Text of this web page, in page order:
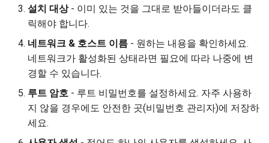
설치 대상- 이미 있는 것을 그대로 받아들이더라도 클
릭해야 합니다.
네트워크 & 호스트 이름 - 원하는 내용을 확인하세요.
네트워크가 활성화된 상태라면 필요에 따라 나중에 변
경할 수 있습니다.
루트 암호 - 루트 비밀번호를 설정하세요. 자주 사용하
지 않을 경우에도 안전한 곳(비밀번호 관리자)에 저장하
세요.